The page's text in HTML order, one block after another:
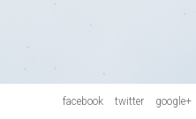
facebook twitter google+